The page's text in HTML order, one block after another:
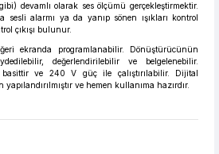
devamlı olarak ses ölçümü gerçekleştirmektir.
sesli alarmı ya da yanıp sönen ışıkları kontrol
çıkışı bulunur.
ekranda programlanabilir. Dönüştürücünün
değerlendirilebilir ve belgelenebilir.
basittir ve 240 V güç ile çalıştırılabilir. Dijital
ve hemen kullanıma hazırdır.